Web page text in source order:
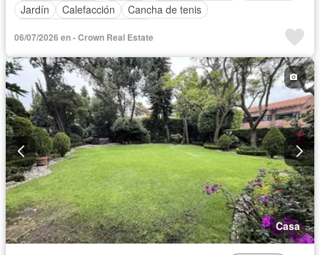
Jardín Calefacción
Cancha de tenis
06/07/2026 en - Crown Real Estate
Casa